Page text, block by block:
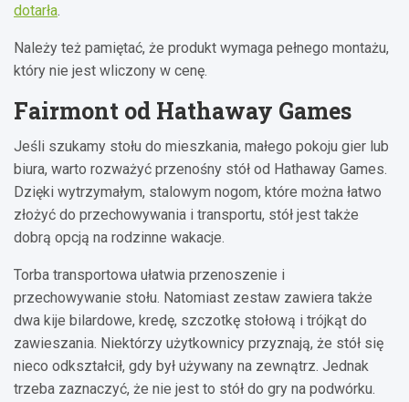
dotarła.
Należy też pamiętać, że produkt wymaga pełnego montażu,
który nie jest wliczony w cenę.
Fairmont od Hathaway Games
Jeśli szukamy stołu do mieszkania, małego pokoju gier lub
biura, warto rozważyć przenośny stół od Hathaway Games.
Dzięki wytrzymałym, stalowym nogom, które można łatwo
złożyć do przechowywania i transportu, stół jest także
dobrą opcją na rodzinne wakacje.
Torba transportowa ułatwia przenoszenie i
przechowywanie stołu. Natomiast zestaw zawiera także
dwa kije bilardowe, kredę, szczotkę stołową i trójkąt do
zawieszania. Niektórzy użytkownicy przyznają, że stół się
nieco odkształcił, gdy był używany na zewnątrz. Jednak
trzeba zaznaczyć, że nie jest to stół do gry na podwórku.